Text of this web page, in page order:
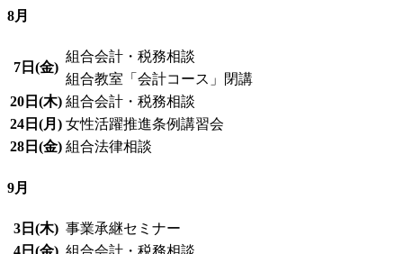
8月
7日(金)
組合会計・税務相談
組合教室「会計コース」閉講
20日(木) 組合会計・税務相談
24日(月) 女性活躍推進条例講習会
28日(金) 組合法律相談
9月
3日(木) 事業承継セミナー
4日(金) 組合会計・税務相談